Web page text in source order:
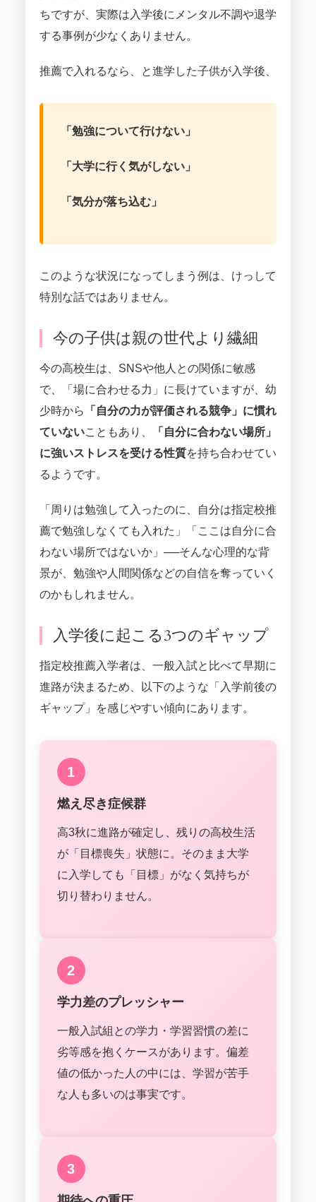
ちですが、実際は入学後にメンタル不調や退学
する事例が少なくありません。
推薦で入れるなら、と進学した子供が入学後、
「勉強について行けない」
「大学に行く気がしない」
「気分が落ち込む」
このような状況になってしまう例は、けっして
特別な話ではありません。
今の子供は親の世代より繊細
今の高校生は、SNSや他人との関係に敏感
で、「場に合わせる力」に長けていますが、幼
少時から
「自分の力が評価される競争」に慣れ
ていないこともあり、
「自分に合わない場所」
に強いストレスを受ける性質を持ち合わせてい
るようです。
「周りは勉強して入ったのに、自分は指定校推
薦で勉強しなくても入れた」「ここは自分に合
わない場所ではないか」──そんな心理的な背
景が、勉強や人間関係などの自信を奪っていく
のかもしれません。
入学後に起こる3つのギャップ
指定校推薦入学者は、一般入試と比べて早期に
進路が決まるため、以下のような「入学前後の
ギャップ」を感じやすい傾向にあります。
1
燃え尽き症候群
高3秋に進路が確定し、残りの高校生活
が「目標喪失」状態に。そのまま大学
に入学しても「目標」がなく気持ちが
切り替わりません。
2
学力差のプレッシャー
一般入試組との学力・学習習慣の差に
劣等感を抱くケースがあります。偏差
値の低かった人の中には、学習が苦手
な人も多いのは事実です。
3